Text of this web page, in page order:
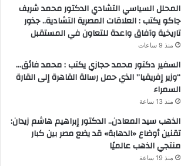
المحلل السياسي التشادي الدكتور محمد شريف
جاكو يكتب : العلاقات المصرية التشادية.. جذور
تاريخية وآفاق واعدة للتعاون في المستقبل
منذ 9 ساعات
السفير دكتور محمد حجازي يكتب : محمد فائق…
“وزير إفريقيا” الذي حمل رسالة القاهرة إلى القارة
السمراء
منذ 13 ساعة
الذهب سيد المعادن.. الدكتور إبراهيم هاشم زيدان:
تقنين أوضاع «الدهابة» قد يضع مصر بين كبار
منتجي الذهب عالميًا
منذ 19 ساعة